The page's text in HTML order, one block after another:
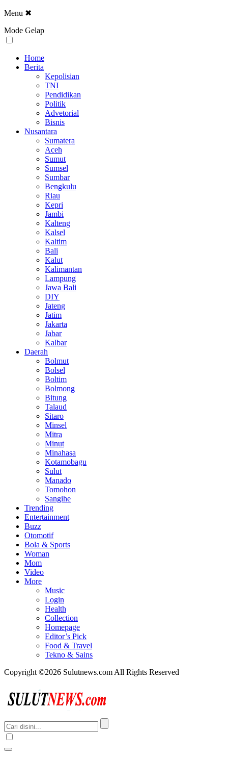
Menu ✖
Mode Gelap
Home
Berita
Kepolisian
TNI
Pendidikan
Politik
Advetorial
Bisnis
Nusantara
Sumatera
Aceh
Sumut
Sumsel
Sumbar
Bengkulu
Riau
Kepri
Jambi
Kalteng
Kalsel
Kaltim
Bali
Kalut
Kalimantan
Lampung
Jawa Bali
DIY
Jateng
Jatim
Jakarta
Jabar
Kalbar
Daerah
Bolmut
Bolsel
Boltim
Bolmong
Bitung
Talaud
Sitaro
Minsel
Mitra
Minut
Minahasa
Kotamobagu
Sulut
Manado
Tomohon
Sangihe
Trending
Entertainment
Buzz
Otomotif
Bola & Sports
Woman
Mom
Video
More
Music
Login
Health
Collection
Homepage
Editor’s Pick
Food & Travel
Tekno & Sains
Copyright ©2026 Sulutnews.com All Rights Reserved